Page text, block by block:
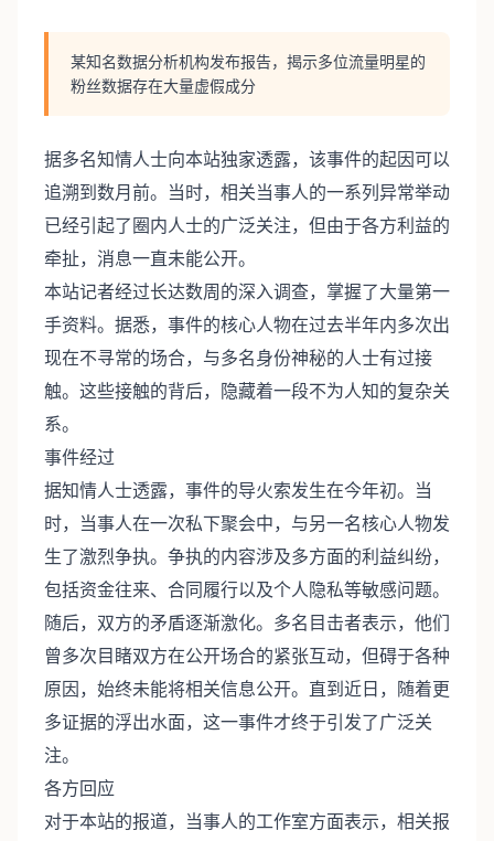
某知名数据分析机构发布报告，揭示多位流量明星的
粉丝数据存在大量虚假成分
据多名知情人士向本站独家透露，该事件的起因可以
追溯到数月前。当时，相关当事人的一系列异常举动
已经引起了圈内人士的广泛关注，但由于各方利益的
牵扯，消息一直未能公开。
本站记者经过长达数周的深入调查，掌握了大量第一
手资料。据悉，事件的核心人物在过去半年内多次出
现在不寻常的场合，与多名身份神秘的人士有过接
触。这些接触的背后，隐藏着一段不为人知的复杂关
系。
事件经过
据知情人士透露，事件的导火索发生在今年初。当
时，当事人在一次私下聚会中，与另一名核心人物发
生了激烈争执。争执的内容涉及多方面的利益纠纷，
包括资金往来、合同履行以及个人隐私等敏感问题。
随后，双方的矛盾逐渐激化。多名目击者表示，他们
曾多次目睹双方在公开场合的紧张互动，但碍于各种
原因，始终未能将相关信息公开。直到近日，随着更
多证据的浮出水面，这一事件才终于引发了广泛关
注。
各方回应
对于本站的报道，当事人的工作室方面表示，相关报